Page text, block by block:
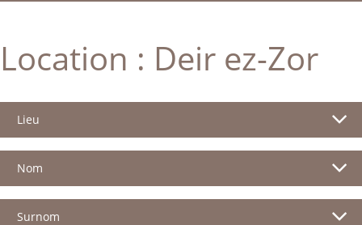
Location : Deir ez-Zor
Lieu
Nom
Surnom